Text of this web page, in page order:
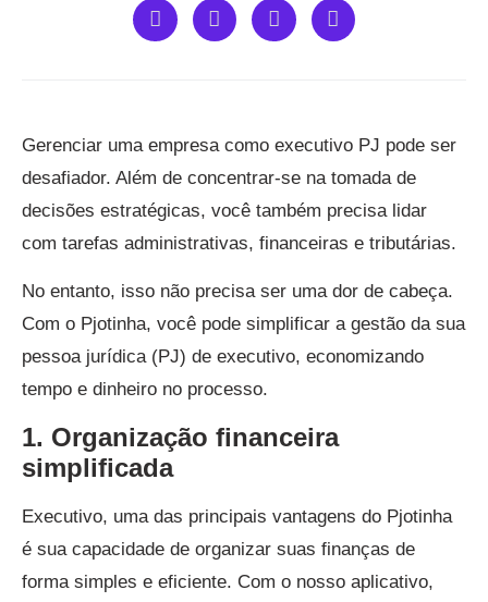
Gerenciar uma empresa como executivo PJ pode ser
desafiador. Além de concentrar-se na tomada de
decisões estratégicas, você também precisa lidar
com tarefas administrativas, financeiras e tributárias.
No entanto, isso não precisa ser uma dor de cabeça.
Com o Pjotinha, você pode simplificar a gestão da sua
pessoa jurídica (PJ) de executivo, economizando
tempo e dinheiro no processo.
1. Organização financeira
simplificada
Executivo, uma das principais vantagens do Pjotinha
é sua capacidade de organizar suas finanças de
forma simples e eficiente. Com o nosso aplicativo,